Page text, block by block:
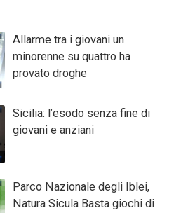
Allarme tra i giovani un
minorenne su quattro ha
provato droghe
Sicilia: l’esodo senza fine di
giovani e anziani
Parco Nazionale degli Iblei,
Natura Sicula Basta giochi di